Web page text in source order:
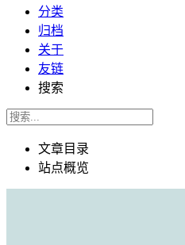
分类
归档
关于
友链
搜索
文章目录
站点概览